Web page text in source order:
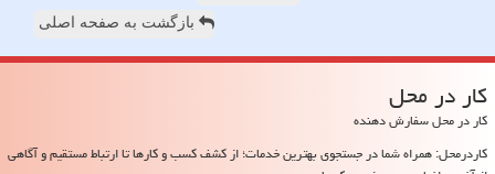
بازگشت به صفحه اصلی
كار در محل
کار در محل سفارش دهنده
کاردرمحل: همراه شما در جستجوی بهترین خدمات؛ از کشف کسب و کارها تا ارتباط مستقیم و آگاهی